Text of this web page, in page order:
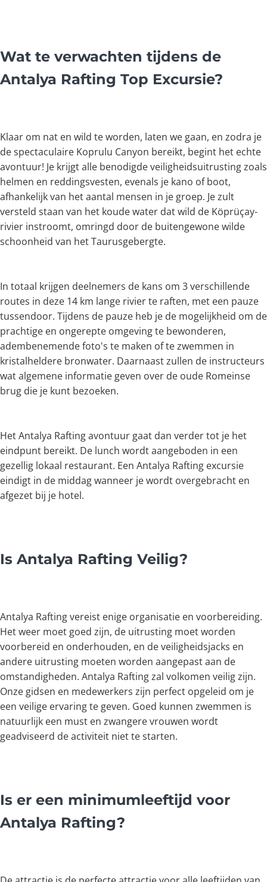
Wat te verwachten tijdens de
Antalya Rafting Top Excursie?
Klaar om nat en wild te worden, laten we gaan, en zodra je
de spectaculaire Koprulu Canyon bereikt, begint het echte
avontuur! Je krijgt alle benodigde veiligheidsuitrusting zoals
helmen en reddingsvesten, evenals je kano of boot,
afhankelijk van het aantal mensen in je groep. Je zult
versteld staan van het koude water dat wild de Köprüçay-
rivier instroomt, omringd door de buitengewone wilde
schoonheid van het Taurusgebergte.
In totaal krijgen deelnemers de kans om 3 verschillende
routes in deze 14 km lange rivier te raften, met een pauze
tussendoor. Tijdens de pauze heb je de mogelijkheid om de
prachtige en ongerepte omgeving te bewonderen,
adembenemende foto's te maken of te zwemmen in
kristalheldere bronwater. Daarnaast zullen de instructeurs
wat algemene informatie geven over de oude Romeinse
brug die je kunt bezoeken.
Het Antalya Rafting avontuur gaat dan verder tot je het
eindpunt bereikt. De lunch wordt aangeboden in een
gezellig lokaal restaurant. Een Antalya Rafting excursie
eindigt in de middag wanneer je wordt overgebracht en
afgezet bij je hotel.
Is Antalya Rafting Veilig?
Antalya Rafting vereist enige organisatie en voorbereiding.
Het weer moet goed zijn, de uitrusting moet worden
voorbereid en onderhouden, en de veiligheidsjacks en
andere uitrusting moeten worden aangepast aan de
omstandigheden. Antalya Rafting zal volkomen veilig zijn.
Onze gidsen en medewerkers zijn perfect opgeleid om je
een veilige ervaring te geven. Goed kunnen zwemmen is
natuurlijk een must en zwangere vrouwen wordt
geadviseerd de activiteit niet te starten.
Is er een minimumleeftijd voor
Antalya Rafting?